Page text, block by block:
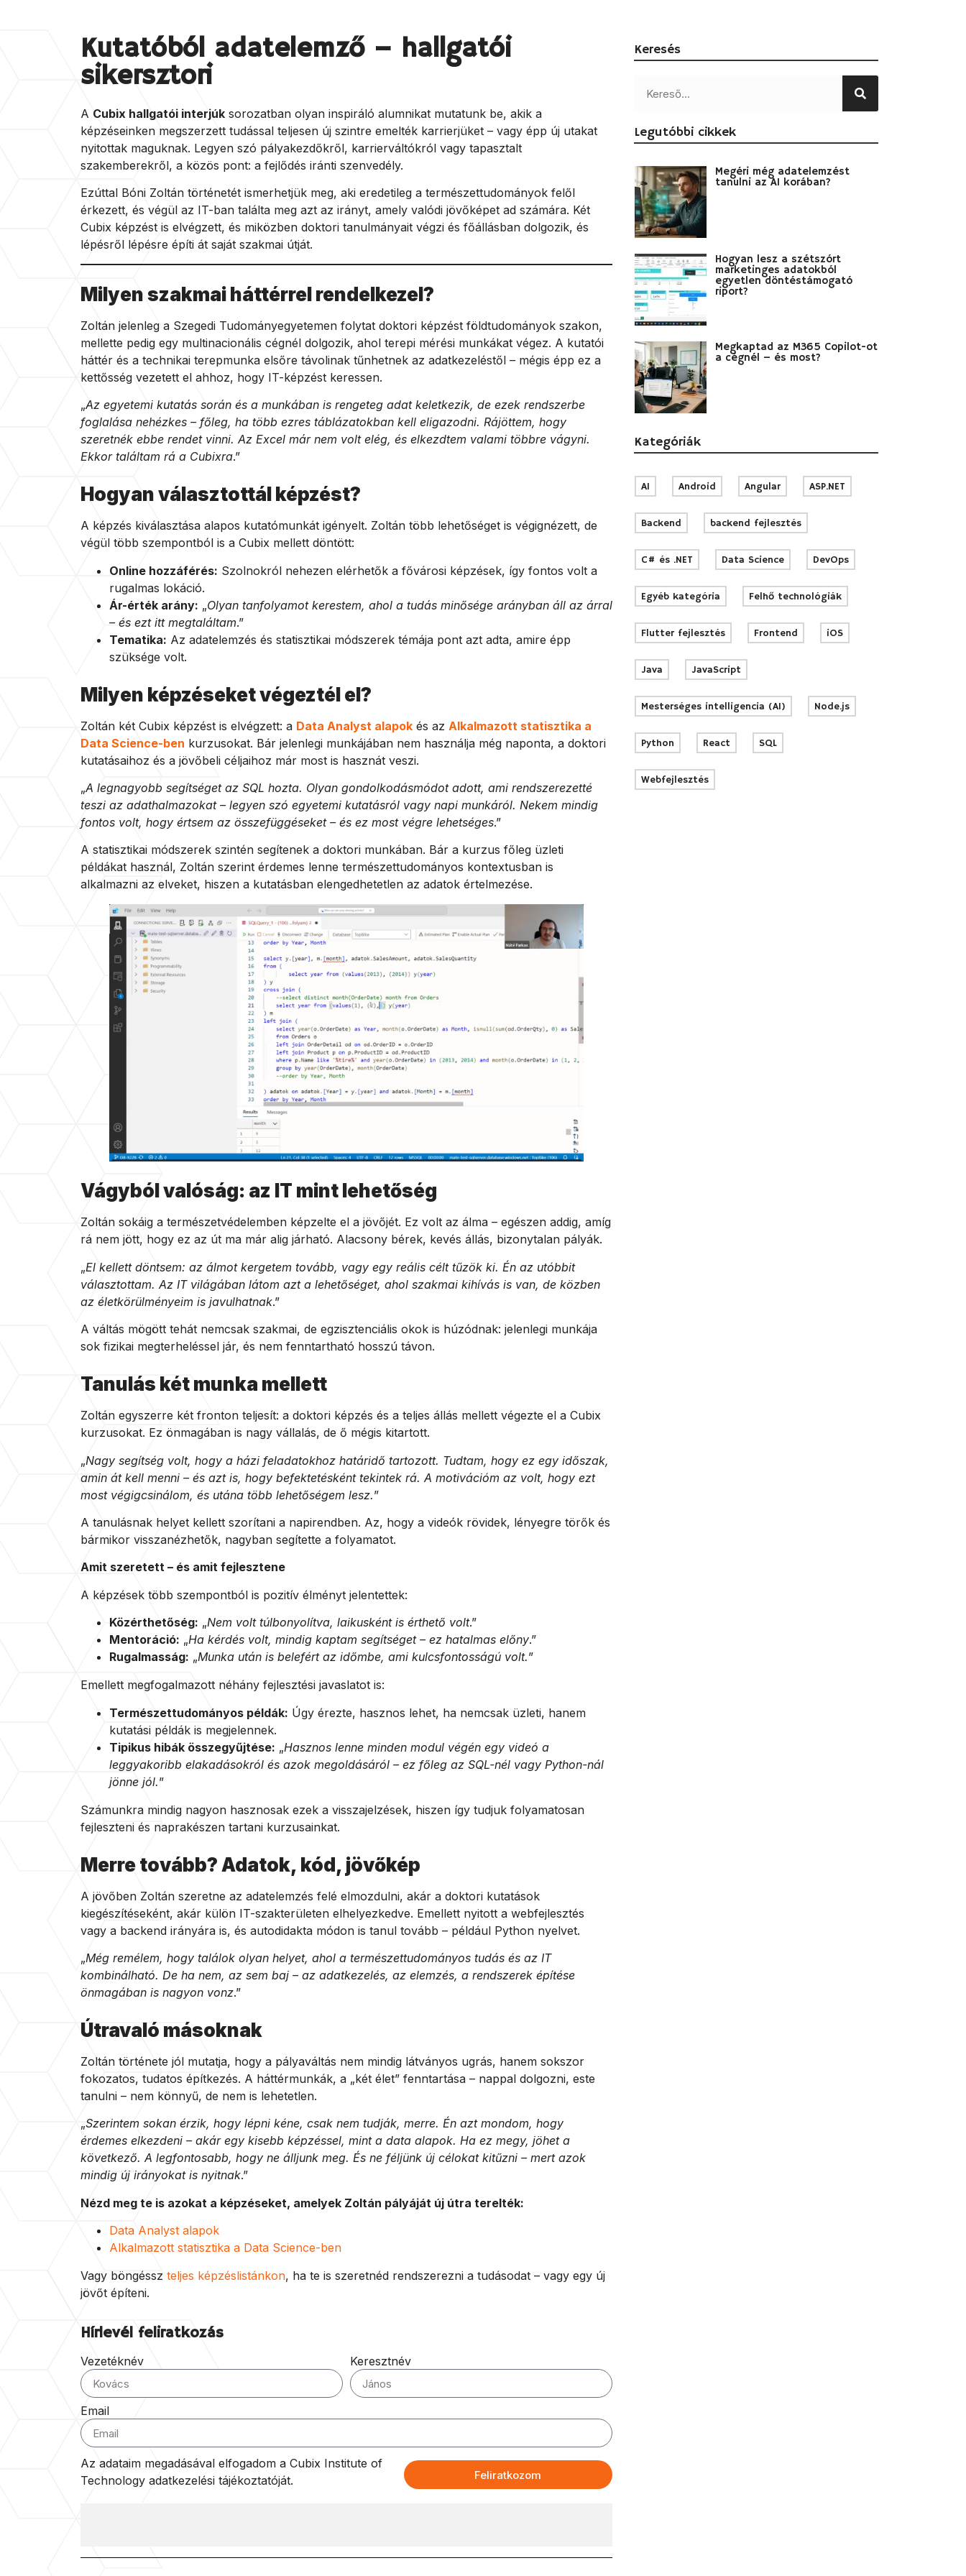
Kutatóból adatelemző – hallgatói
sikersztori
A Cubix hallgatói interjúk sorozatban olyan inspiráló alumnikat mutatunk be, akik a
képzéseinken megszerzett tudással teljesen új szintre emelték karrierjüket – vagy épp új utakat
nyitottak maguknak. Legyen szó pályakezdőkről, karrierváltókról vagy tapasztalt
szakemberekről, a közös pont: a fejlődés iránti szenvedély.
Ezúttal Bóni Zoltán történetét ismerhetjük meg, aki eredetileg a természettudományok felől
érkezett, és végül az IT-ban találta meg azt az irányt, amely valódi jövőképet ad számára. Két
Cubix képzést is elvégzett, és miközben doktori tanulmányait végzi és főállásban dolgozik, és
lépésről lépésre építi át saját szakmai útját.
Milyen szakmai háttérrel rendelkezel?
Zoltán jelenleg a Szegedi Tudományegyetemen folytat doktori képzést földtudományok szakon,
mellette pedig egy multinacionális cégnél dolgozik, ahol terepi mérési munkákat végez. A kutatói
háttér és a technikai terepmunka elsőre távolinak tűnhetnek az adatkezeléstől – mégis épp ez a
kettősség vezetett el ahhoz, hogy IT-képzést keressen.
„Az egyetemi kutatás során és a munkában is rengeteg adat keletkezik, de ezek rendszerbe
foglalása nehézkes – főleg, ha több ezres táblázatokban kell eligazodni. Rájöttem, hogy
szeretnék ebbe rendet vinni. Az Excel már nem volt elég, és elkezdtem valami többre vágyni.
Ekkor találtam rá a Cubixra.”
Hogyan választottál képzést?
A képzés kiválasztása alapos kutatómunkát igényelt. Zoltán több lehetőséget is végignézett, de
végül több szempontból is a Cubix mellett döntött:
Online hozzáférés: Szolnokról nehezen elérhetők a fővárosi képzések, így fontos volt a
rugalmas lokáció.
Ár-érték arány: „Olyan tanfolyamot kerestem, ahol a tudás minősége arányban áll az árral
– és ezt itt megtaláltam.”
Tematika: Az adatelemzés és statisztikai módszerek témája pont azt adta, amire épp
szüksége volt.
Milyen képzéseket végeztél el?
Zoltán két Cubix képzést is elvégzett: a Data Analyst alapok és az Alkalmazott statisztika a
Data Science-ben kurzusokat. Bár jelenlegi munkájában nem használja még naponta, a doktori
kutatásaihoz és a jövőbeli céljaihoz már most is hasznát veszi.
„A legnagyobb segítséget az SQL hozta. Olyan gondolkodásmódot adott, ami rendszerezetté
teszi az adathalmazokat – legyen szó egyetemi kutatásról vagy napi munkáról. Nekem mindig
fontos volt, hogy értsem az összefüggéseket – és ez most végre lehetséges.”
A statisztikai módszerek szintén segítenek a doktori munkában. Bár a kurzus főleg üzleti
példákat használ, Zoltán szerint érdemes lenne természettudományos kontextusban is
alkalmazni az elveket, hiszen a kutatásban elengedhetetlen az adatok értelmezése.
Vágyból valóság: az IT mint lehetőség
Zoltán sokáig a természetvédelemben képzelte el a jövőjét. Ez volt az álma – egészen addig, amíg
rá nem jött, hogy ez az út ma már alig járható. Alacsony bérek, kevés állás, bizonytalan pályák.
„El kellett döntsem: az álmot kergetem tovább, vagy egy reális célt tűzök ki. Én az utóbbit
választottam. Az IT világában látom azt a lehetőséget, ahol szakmai kihívás is van, de közben
az életkörülményeim is javulhatnak.”
A váltás mögött tehát nemcsak szakmai, de egzisztenciális okok is húzódnak: jelenlegi munkája
sok fizikai megterheléssel jár, és nem fenntartható hosszú távon.
Tanulás két munka mellett
Zoltán egyszerre két fronton teljesít: a doktori képzés és a teljes állás mellett végezte el a Cubix
kurzusokat. Ez önmagában is nagy vállalás, de ő mégis kitartott.
„Nagy segítség volt, hogy a házi feladatokhoz határidő tartozott. Tudtam, hogy ez egy időszak,
amin át kell menni – és azt is, hogy befektetésként tekintek rá. A motivációm az volt, hogy ezt
most végigcsinálom, és utána több lehetőségem lesz.”
A tanulásnak helyet kellett szorítani a napirendben. Az, hogy a videók rövidek, lényegre törők és
bármikor visszanézhetők, nagyban segítette a folyamatot.
Amit szeretett – és amit fejlesztene
A képzések több szempontból is pozitív élményt jelentettek:
Közérthetőség: „Nem volt túlbonyolítva, laikusként is érthető volt.”
Mentoráció: „Ha kérdés volt, mindig kaptam segítséget – ez hatalmas előny.”
Rugalmasság: „Munka után is belefért az időmbe, ami kulcsfontosságú volt.”
Emellett megfogalmazott néhány fejlesztési javaslatot is:
Természettudományos példák: Úgy érezte, hasznos lehet, ha nemcsak üzleti, hanem
kutatási példák is megjelennek.
Tipikus hibák összegyűjtése: „Hasznos lenne minden modul végén egy videó a
leggyakoribb elakadásokról és azok megoldásáról – ez főleg az SQL-nél vagy Python-nál
jönne jól.”
Számunkra mindig nagyon hasznosak ezek a visszajelzések, hiszen így tudjuk folyamatosan
fejleszteni és naprakészen tartani kurzusainkat.
Merre tovább? Adatok, kód, jövőkép
A jövőben Zoltán szeretne az adatelemzés felé elmozdulni, akár a doktori kutatások
kiegészítéseként, akár külön IT-szakterületen elhelyezkedve. Emellett nyitott a webfejlesztés
vagy a backend irányára is, és autodidakta módon is tanul tovább – például Python nyelvet.
„Még remélem, hogy találok olyan helyet, ahol a természettudományos tudás és az IT
kombinálható. De ha nem, az sem baj – az adatkezelés, az elemzés, a rendszerek építése
önmagában is nagyon vonz.”
Útravaló másoknak
Zoltán története jól mutatja, hogy a pályaváltás nem mindig látványos ugrás, hanem sokszor
fokozatos, tudatos építkezés. A háttérmunkák, a „két élet” fenntartása – nappal dolgozni, este
tanulni – nem könnyű, de nem is lehetetlen.
„Szerintem sokan érzik, hogy lépni kéne, csak nem tudják, merre. Én azt mondom, hogy
érdemes elkezdeni – akár egy kisebb képzéssel, mint a data alapok. Ha ez megy, jöhet a
következő. A legfontosabb, hogy ne álljunk meg. És ne féljünk új célokat kitűzni – mert azok
mindig új irányokat is nyitnak.”
Nézd meg te is azokat a képzéseket, amelyek Zoltán pályáját új útra terelték:
Data Analyst alapok
Alkalmazott statisztika a Data Science-ben
Vagy böngéssz teljes képzéslistánkon, ha te is szeretnéd rendszerezni a tudásodat – vagy egy új
jövőt építeni.
Hírlevél feliratkozás
Vezetéknév Keresztnév
Email
Az adataim megadásával elfogadom a Cubix Institute of
Technology adatkezelési tájékoztatóját.
Feliratkozom
Keresés
Legutóbbi cikkek
Megéri még adatelemzést
tanulni az AI korában?
Hogyan lesz a szétszórt
marketinges adatokból
egyetlen döntéstámogató
riport?
Megkaptad az M365 Copilot-ot
a cégnél – és most?
Kategóriák
AI Android Angular ASP.NET
Backend backend fejlesztés
C# és .NET Data Science DevOps
Egyéb kategória Felhő technológiák
Flutter fejlesztés Frontend iOS
Java JavaScript
Mesterséges intelligencia (AI) Node.js
Python React SQL
Webfejlesztés